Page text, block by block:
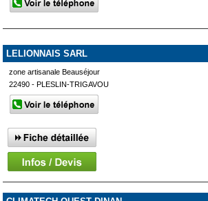
LELIONNAIS SARL
zone artisanale Beauséjour
22490 - PLESLIN-TRIGAVOU